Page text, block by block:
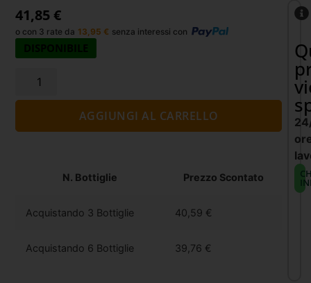
41,85 €
o con 3 rate da 13,95 € senza interessi con
DISPONIBILE
AGGIUNGI AL CARRELLO
N. Bottiglie Prezzo Scontato
Acquistando 3 Bottiglie 40,59 €
Acquistando 6 Bottiglie 39,76 €